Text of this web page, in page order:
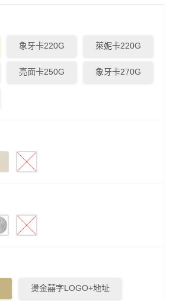
象牙卡220G 萊妮卡220G
亮面卡250G 象牙卡270G
燙金囍字LOGO+地址